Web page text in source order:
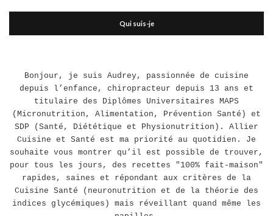
Qui suis-je
Bonjour, je suis Audrey, passionnée de cuisine
depuis l’enfance, chiropracteur depuis 13 ans et
titulaire des Diplômes Universitaires MAPS
(Micronutrition, Alimentation, Prévention Santé) et
SDP (Santé, Diététique et Physionutrition). Allier
Cuisine et Santé est ma priorité au quotidien. Je
souhaite vous montrer qu’il est possible de trouver,
pour tous les jours, des recettes "100% fait-maison"
rapides, saines et répondant aux critères de la
Cuisine Santé (neuronutrition et de la théorie des
indices glycémiques) mais réveillant quand même les